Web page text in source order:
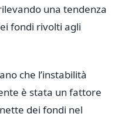
una tendenza
fondi rivolti agli
che l’instabilità
è stata un fattore
dei fondi nel